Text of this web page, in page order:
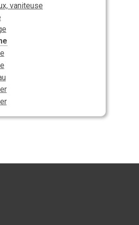
vaniteuse